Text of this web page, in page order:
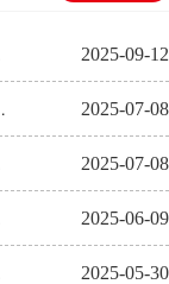
2025-09-12
2025-07-08
2025-07-08
2025-06-09
2025-05-30